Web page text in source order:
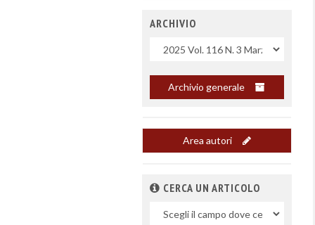
ARCHIVIO
Uscite
Archivio generale
Area autori
CERCA UN ARTICOLO
Nel